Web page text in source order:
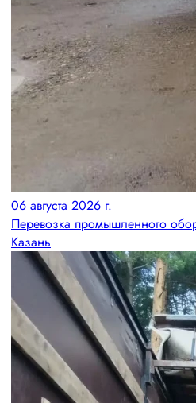
06 августа 2026 г.
Перевозка промышленного
Казань